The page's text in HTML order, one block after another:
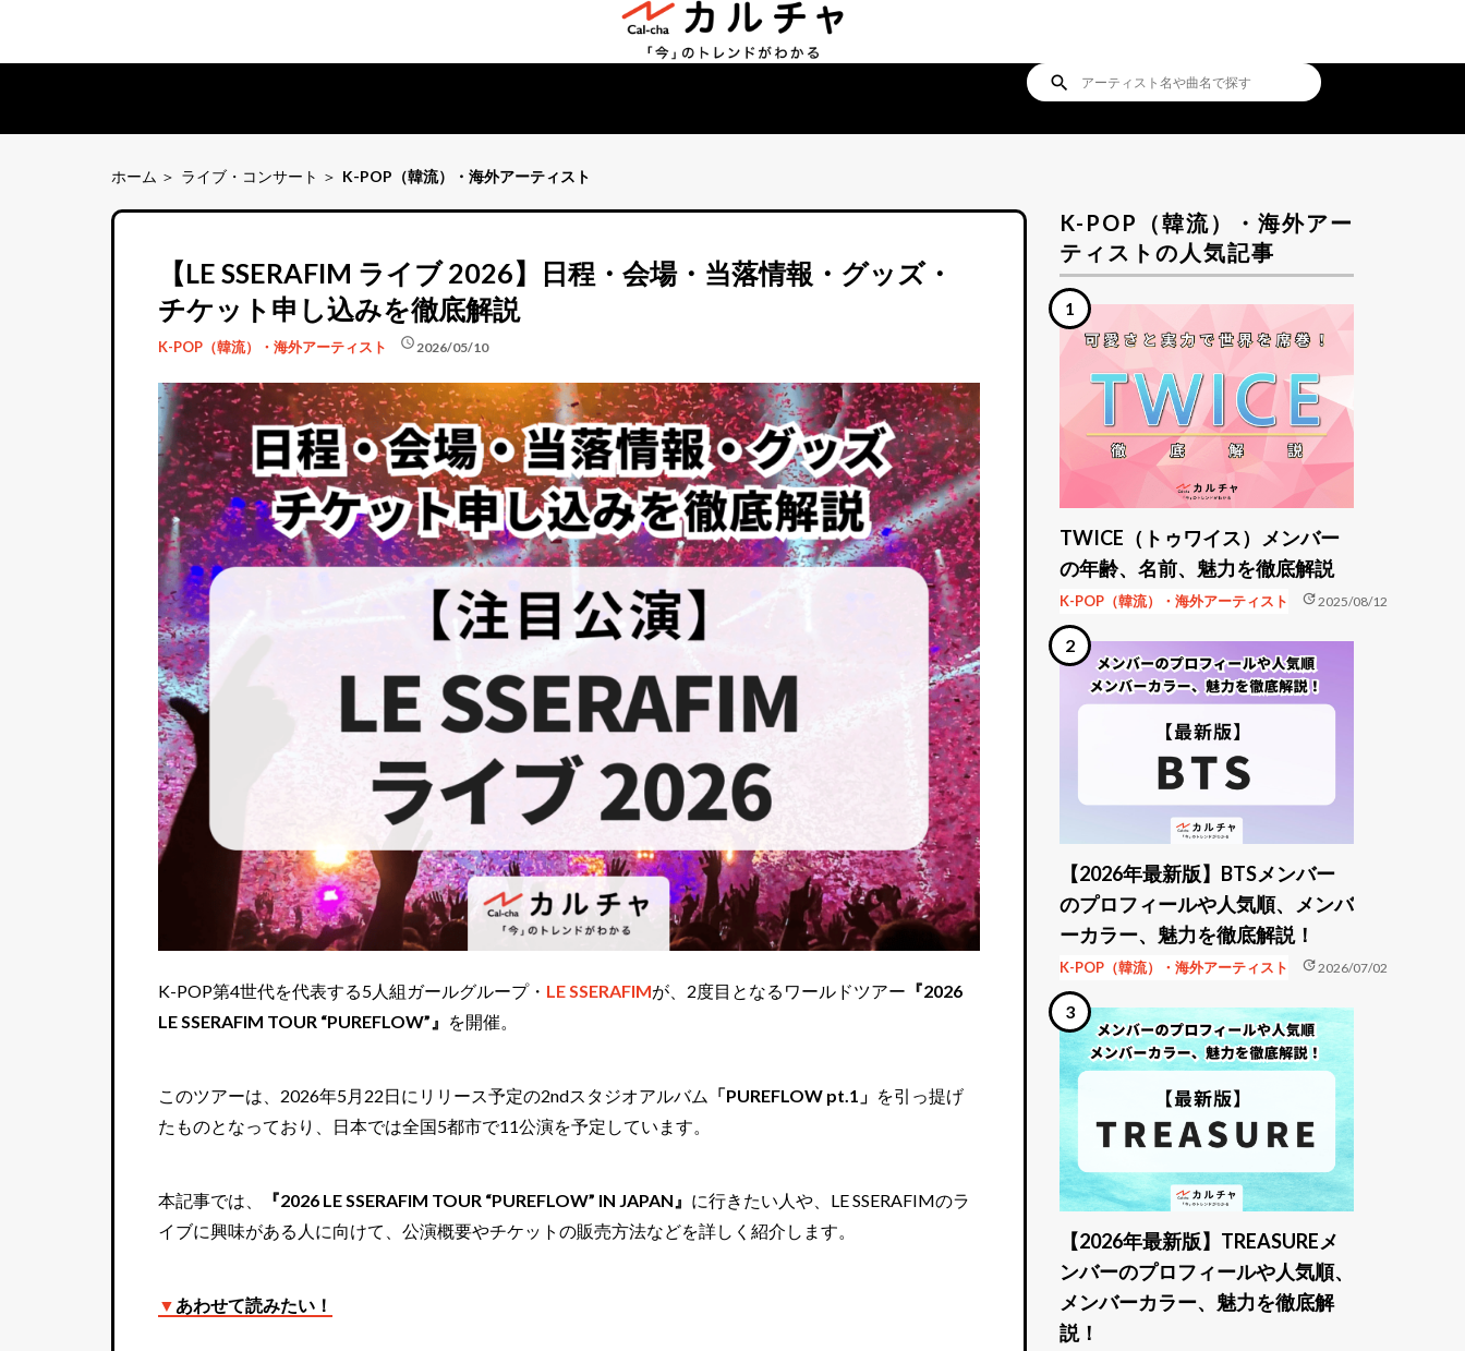
search
ホーム ライブ・コンサート K-POP（韓流）・海外アーティスト
【LE SSERAFIM ライブ 2026】日程・会場・当落情報・グッズ・
チケット申し込みを徹底解説
K-POP（韓流）・海外アーティスト schedule2026/05/10
K-POP第4世代を代表する5人組ガールグループ・ LE SSERAFIMが、2度目となるワールドツアー 『2026
LE SSERAFIM TOUR “PUREFLOW”』 を開催。
このツアーは、2026年5月22日にリリース予定の2ndスタジオアルバム 「PUREFLOW pt.1」 を引っ提げ
たものとなっており、日本では全国5都市で11公演を予定しています。
本記事では、 『2026 LE SSERAFIM TOUR “PUREFLOW” IN JAPAN』 に行きたい人や、LE SSERAFIMのラ
イブに興味がある人に向けて、公演概要やチケットの販売方法などを詳しく紹介します。
▼ あわせて読みたい！
K-POP（韓流）・海外アー
ティストの人気記事
TWICE（トゥワイス）メンバー
の年齢、名前、魅力を徹底解説
K-POP（韓流）・海外アーティスト update2025/08/12
【2026年最新版】BTSメンバー
のプロフィールや人気順、メンバ
ーカラー、魅力を徹底解説！
K-POP（韓流）・海外アーティスト update2026/07/02
【2026年最新版】TREASUREメ
ンバーのプロフィールや人気順、
メンバーカラー、魅力を徹底解
説！